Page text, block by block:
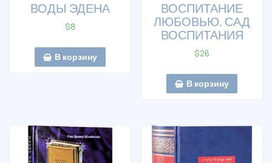
ВОДЫ ЭДЕНА
$8
В корзину
ВОСПИТАНИЕ
ЛЮБОВЬЮ. САД
ВОСПИТАНИЯ
$26
В корзину